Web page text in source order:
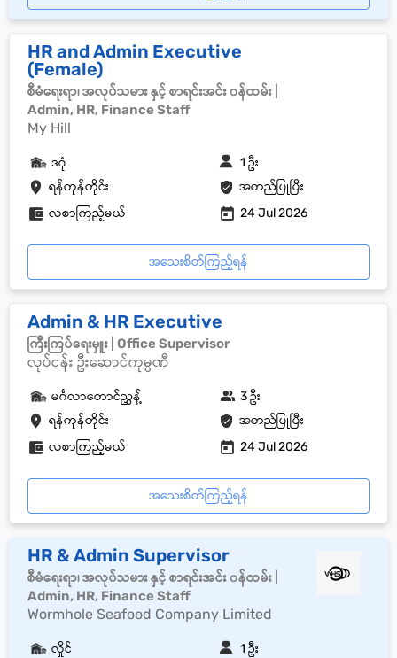
HR and Admin Executive
(Female)
စီမံရေးရာ၊ အလုပ်သမား နှင့် စာရင်းအင်း ၀န်ထမ်း |
Admin, HR, Finance Staff
My Hill
ရန်ကုန်တိုင်း အတည်ပြုပြီး
ဒဂုံ 1 ဦး
လစာကြည့်မယ် 24 Jul 2026
အသေးစိတ်ကြည့်ရန်
Admin & HR Executive
ကြီးကြပ်ရေးမှူး | Office Supervisor
လုပ်ငန်း ဦးဆောင်ကုမ္ပဏီ
ရန်ကုန်တိုင်း အတည်ပြုပြီး
မင်္ဂလာတောင်ညွှန့် 3 ဦး
လစာကြည့်မယ် 24 Jul 2026
အသေးစိတ်ကြည့်ရန်
HR & Admin Supervisor
စီမံရေးရာ၊ အလုပ်သမား နှင့် စာရင်းအင်း ၀န်ထမ်း |
Admin, HR, Finance Staff
Wormhole Seafood Company Limited
လှိုင် 1 ဦး